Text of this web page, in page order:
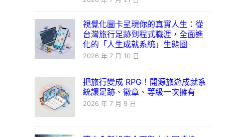
視覺化圖卡呈現你的真實人生：從
台灣旅行足跡到程式職涯，全面進
化的「人生成就系統」生態圈
2026 年 7 月 10 日
把旅行變成 RPG！開源旅遊成就系
統讓足跡、徽章、等級一次擁有
2026 年 7 月 9 日